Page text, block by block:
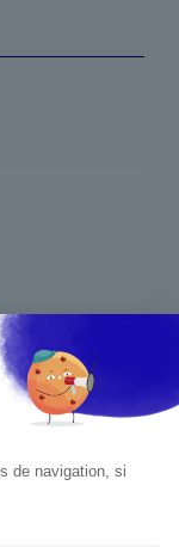
par jour, plus